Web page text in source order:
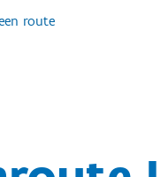
route